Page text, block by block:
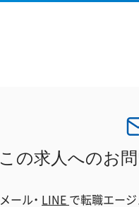
この求人へのお
メール・ LINE で転職エージ